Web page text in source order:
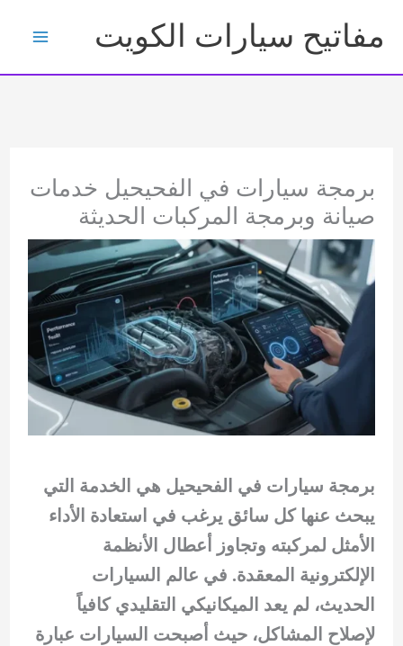
إلى
المحتوى
مفاتيح سيارات الكويت
برمجة سيارات في الفحيحيل خدمات
صيانة وبرمجة المركبات الحديثة
برمجة سيارات في الفحيحيل هي الخدمة التي
يبحث عنها كل سائق يرغب في استعادة الأداء
الأمثل لمركبته وتجاوز أعطال الأنظمة
الإلكترونية المعقدة. في عالم السيارات
الحديث، لم يعد الميكانيكي التقليدي كافياً
لإصلاح المشاكل، حيث أصبحت السيارات عبارة